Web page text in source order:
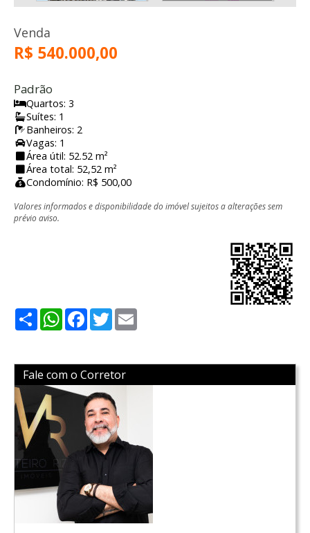
Venda
R$ 540.000,00
Padrão
Quartos: 3
Suítes: 1
Banheiros: 2
Vagas: 1
Área útil: 52.52 m²
Área total: 52,52 m²
Condomínio: R$ 500,00
Valores informados e disponibilidade do imóvel sujeitos a alterações sem
prévio aviso.
ShareWhatsApp
Facebook
Twitter
Fale com o Corretor